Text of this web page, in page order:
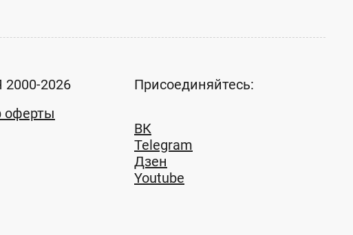
2026
оферты
Присоединяйтесь:
ВК
Telegram
Дзен
Youtube